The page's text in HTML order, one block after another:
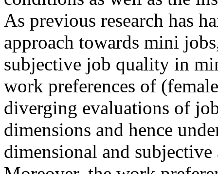
As previous research has
approach towards mini
subjective job quality in
work preferences of
diverging evaluations of
dimensions and hence
dimensional and